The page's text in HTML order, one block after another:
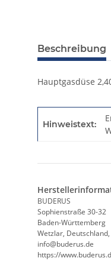
Beschreibung
Hauptgasdüse
Hinweistext:
BUDERUS
Sophienstraße 30-32
Baden-Württemberg
Wetzlar,
info@buderus.de
https://